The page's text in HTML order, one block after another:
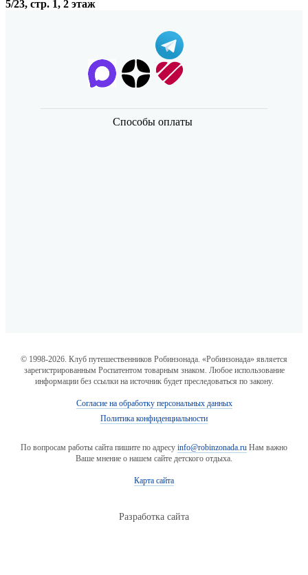
5/23, стр. 1, 2 этаж
Способы оплаты
© 1998-2026. Клуб путешественников Робинзонада. «Робинзонада» является
зарегистрированным Роспатентом товарным знаком. Любое использование
информации без ссылки на источник будет преследоваться по закону.
Согласие на обработку персональных данных
Политика конфиденциальности
По вопросам работы сайта пишите по адресу info@robinzonada.ru Нам важно
Ваше мнение о нашем сайте детского отдыха.
Карта сайта
Разработка сайта